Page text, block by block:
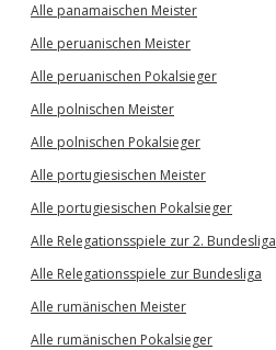
Alle panamaischen Meister
Alle peruanischen Meister
Alle peruanischen Pokalsieger
Alle polnischen Meister
Alle polnischen Pokalsieger
Alle portugiesischen Meister
Alle portugiesischen Pokalsieger
Alle Relegationsspiele zur 2. Bundesliga
Alle Relegationsspiele zur Bundesliga
Alle rumänischen Meister
Alle rumänischen Pokalsieger